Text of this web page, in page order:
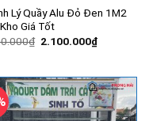
Lý Quầy Alu Đỏ Đen 1M2
Giá Tốt
₫ Giá
2.100.000₫Giá
hiện